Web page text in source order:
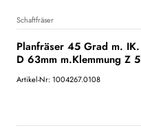
Schaftfräser
Planfräser 45 Grad m. IK.
D 63mm m.Klemmung Z 5
Artikel-Nr: 1004267.0108